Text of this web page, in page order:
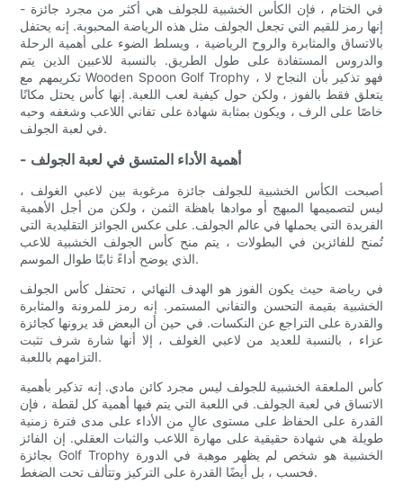
في الختام ، فإن الكأس الخشبية للجولف هي أكثر من مجرد جائزة -
إنها رمز للقيم التي تجعل الجولف مثل هذه الرياضة المحبوبة. إنه يحتفل
بالاتساق والمثابرة والروح الرياضية ، ويسلط الضوء على أهمية الرحلة
والدروس المستفادة على طول الطريق. بالنسبة للاعبين الذين يتم
تكريمهم مع Wooden Spoon Golf Trophy ، فهو تذكير بأن النجاح لا
يتعلق فقط بالفوز ، ولكن حول كيفية لعب اللعبة. إنها كأس يحتل مكانًا
خاصًا على الرف ، ويكون بمثابة شهادة على تفاني اللاعب وشغفه وحبه
في لعبة الجولف.
- أهمية الأداء المتسق في لعبة الجولف
أصبحت الكأس الخشبية للجولف جائزة مرغوبة بين لاعبي الغولف ،
ليس لتصميمها المبهج أو موادها باهظة الثمن ، ولكن من أجل الأهمية
الفريدة التي يحملها في عالم الجولف. على عكس الجوائز التقليدية التي
تُمنح للفائزين في البطولات ، يتم منح كأس الجولف الخشبية للاعب
الذي يوضح أداءً ثابتًا طوال الموسم.
في رياضة حيث يكون الفوز هو الهدف النهائي ، تحتفل كأس الجولف
الخشبية بقيمة التحسن والتفاني المستمر. إنه رمز للمرونة والمثابرة
والقدرة على التراجع عن النكسات. في حين أن البعض قد يرونها كجائزة
عزاء ، بالنسبة للعديد من لاعبي الغولف ، إلا أنها شارة شرف تثبت
التزامهم باللعبة.
كأس الملعقة الخشبية للجولف ليس مجرد كائن مادي. إنه تذكير بأهمية
الاتساق في لعبة الجولف. في اللعبة التي يتم فيها أهمية كل لقطة ، فإن
القدرة على الحفاظ على مستوى عالٍ من الأداء على مدى فترة زمنية
طويلة هي شهادة حقيقية على مهارة اللاعب والثبات العقلي. إن الفائز
بجائزة Golf Trophy الخشبية هو شخص لم يظهر موهبة في الدورة
فحسب ، بل أيضًا القدرة على التركيز وتتألف تحت الضغط.